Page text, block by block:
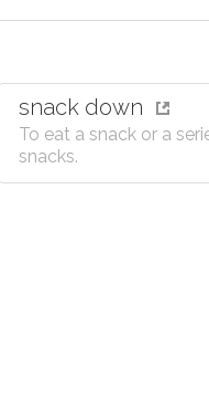
snack down
To eat a snack or a
snacks.